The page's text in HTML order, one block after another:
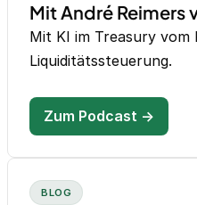
Mit André Reimers
Mit KI im Treasury
Liquiditätssteuerung.
Zum Podcast →
BLOG